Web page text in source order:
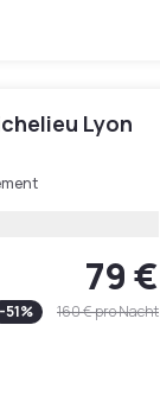
Lyon
79 €
-51% 160 €pro Nacht